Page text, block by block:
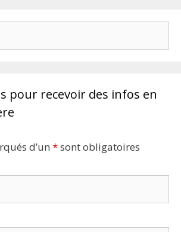
pour recevoir des infos en
d’un *sont obligatoires